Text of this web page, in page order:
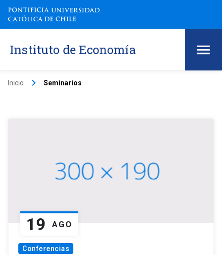
Instituto de Economía
Inicio keyboard_arrow_right Seminarios
19 AGO
Conferencias